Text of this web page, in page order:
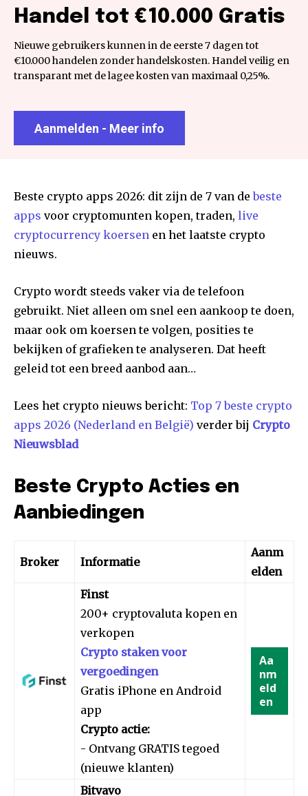
Handel tot €10.000 Gratis
Nieuwe gebruikers kunnen in de eerste 7 dagen tot
€10.000 handelen zonder handelskosten. Handel veilig en
transparant met de lagee kosten van maximaal 0,25%.
Aanmelden - Meer info
Beste crypto apps 2026: dit zijn de 7 van debeste
apps voor cryptomunten kopen, traden, live
cryptocurrency koersen en het laatste crypto
nieuws.
Crypto wordt steeds vaker via de telefoon
gebruikt. Niet alleen om snel een aankoop te doen,
maar ook om koersen te volgen, posities te
bekijken of grafieken te analyseren. Dat heeft
geleid tot een breed aanbod aan…
Lees het crypto nieuws bericht: Top 7 beste crypto
apps 2026 (Nederland en België) verder bij Crypto
Nieuwsblad
Beste Crypto Acties en
Aanbiedingen
Broker Informatie
Aanm
elden
Finst
200+ cryptovaluta kopen en
verkopen
Crypto staken voor
vergoedingen
Gratis iPhone en Android
app
Crypto actie:
- Ontvang GRATIS tegoed
(nieuwe klanten)
Aa
nm
eld
en
Bitvavo